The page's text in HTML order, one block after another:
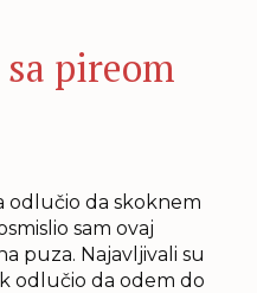
pireom
odlučio da skoknem
sam ovaj
puza. Najavljivali su
odlučio da odem do